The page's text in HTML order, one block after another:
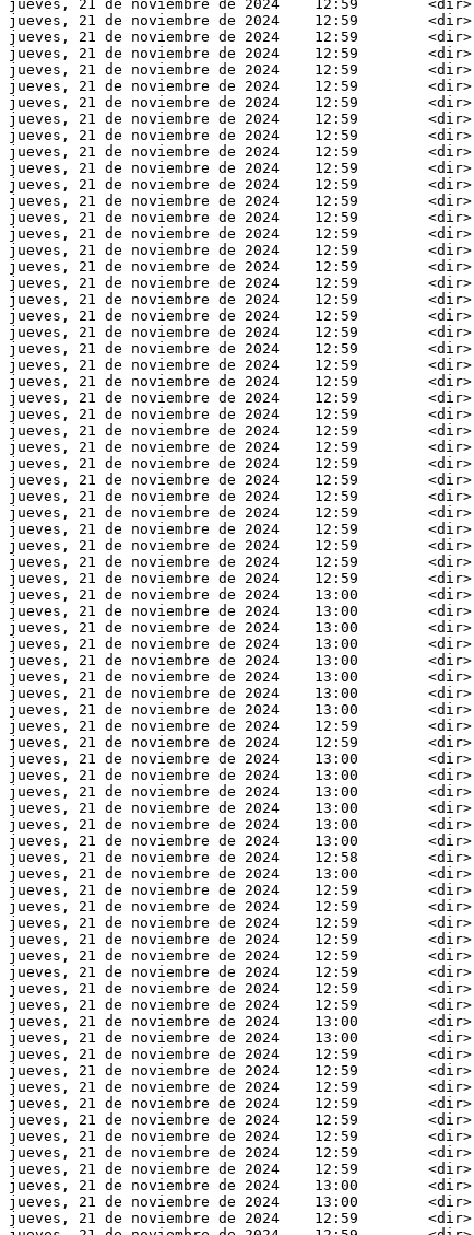
jueves, 21 de noviembre de 2024    12:59        <dir>
jueves, 21 de noviembre de 2024    12:59        <dir>
jueves, 21 de noviembre de 2024    12:59        <dir>
jueves, 21 de noviembre de 2024    12:59        <dir>
jueves, 21 de noviembre de 2024    12:59        <dir>
jueves, 21 de noviembre de 2024    12:59        <dir>
jueves, 21 de noviembre de 2024    12:59        <dir>
jueves, 21 de noviembre de 2024    12:59        <dir>
jueves, 21 de noviembre de 2024    12:59        <dir>
jueves, 21 de noviembre de 2024    12:59        <dir>
jueves, 21 de noviembre de 2024    12:59        <dir>
jueves, 21 de noviembre de 2024    12:59        <dir>
jueves, 21 de noviembre de 2024    12:59        <dir>
jueves, 21 de noviembre de 2024    12:59        <dir>
jueves, 21 de noviembre de 2024    12:59        <dir>
jueves, 21 de noviembre de 2024    12:59        <dir>
jueves, 21 de noviembre de 2024    12:59        <dir>
jueves, 21 de noviembre de 2024    12:59        <dir>
jueves, 21 de noviembre de 2024    12:59        <dir>
jueves, 21 de noviembre de 2024    12:59        <dir>
jueves, 21 de noviembre de 2024    12:59        <dir>
jueves, 21 de noviembre de 2024    12:59        <dir>
jueves, 21 de noviembre de 2024    12:59        <dir>
jueves, 21 de noviembre de 2024    12:59        <dir>
jueves, 21 de noviembre de 2024    12:59        <dir>
jueves, 21 de noviembre de 2024    12:59        <dir>
jueves, 21 de noviembre de 2024    12:59        <dir>
jueves, 21 de noviembre de 2024    12:59        <dir>
jueves, 21 de noviembre de 2024    12:59        <dir>
jueves, 21 de noviembre de 2024    12:59        <dir>
jueves, 21 de noviembre de 2024    12:59        <dir>
jueves, 21 de noviembre de 2024    12:59        <dir>
jueves, 21 de noviembre de 2024    12:59        <dir>
jueves, 21 de noviembre de 2024    12:59        <dir>
jueves, 21 de noviembre de 2024    12:59        <dir>
jueves, 21 de noviembre de 2024    12:59        <dir>
jueves, 21 de noviembre de 2024    13:00        <dir>
jueves, 21 de noviembre de 2024    13:00        <dir>
jueves, 21 de noviembre de 2024    13:00        <dir>
jueves, 21 de noviembre de 2024    13:00        <dir>
jueves, 21 de noviembre de 2024    13:00        <dir>
jueves, 21 de noviembre de 2024    13:00        <dir>
jueves, 21 de noviembre de 2024    13:00        <dir>
jueves, 21 de noviembre de 2024    13:00        <dir>
jueves, 21 de noviembre de 2024    12:59        <dir>
jueves, 21 de noviembre de 2024    12:59        <dir>
jueves, 21 de noviembre de 2024    13:00        <dir>
jueves, 21 de noviembre de 2024    13:00        <dir>
jueves, 21 de noviembre de 2024    13:00        <dir>
jueves, 21 de noviembre de 2024    13:00        <dir>
jueves, 21 de noviembre de 2024    13:00        <dir>
jueves, 21 de noviembre de 2024    13:00        <dir>
jueves, 21 de noviembre de 2024    12:58        <dir>
jueves, 21 de noviembre de 2024    13:00        <dir>
jueves, 21 de noviembre de 2024    12:59        <dir>
jueves, 21 de noviembre de 2024    12:59        <dir>
jueves, 21 de noviembre de 2024    12:59        <dir>
jueves, 21 de noviembre de 2024    12:59        <dir>
jueves, 21 de noviembre de 2024    12:59        <dir>
jueves, 21 de noviembre de 2024    12:59        <dir>
jueves, 21 de noviembre de 2024    12:59        <dir>
jueves, 21 de noviembre de 2024    12:59        <dir>
jueves, 21 de noviembre de 2024    13:00        <dir>
jueves, 21 de noviembre de 2024    13:00        <dir>
jueves, 21 de noviembre de 2024    12:59        <dir>
jueves, 21 de noviembre de 2024    12:59        <dir>
jueves, 21 de noviembre de 2024    12:59        <dir>
jueves, 21 de noviembre de 2024    12:59        <dir>
jueves, 21 de noviembre de 2024    12:59        <dir>
jueves, 21 de noviembre de 2024    12:59        <dir>
jueves, 21 de noviembre de 2024    12:59        <dir>
jueves, 21 de noviembre de 2024    12:59        <dir>
jueves, 21 de noviembre de 2024    13:00        <dir>
jueves, 21 de noviembre de 2024    13:00        <dir>
jueves, 21 de noviembre de 2024    12:59        <dir>